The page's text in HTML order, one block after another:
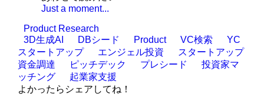
Just a moment...
Product Research
3D生成AI
DBシード Product VC検索
YC
スタートアップ
エンジェル投資
スタートアップ
資金調達
ピッチデック プレシード
投資家マ
ッチング
起業家支援
よかったらシェアしてね！